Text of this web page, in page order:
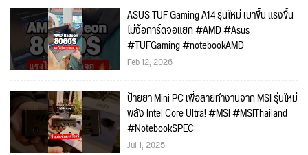
ASUS TUF Gaming A14 รุ่นใหม่ เบาขึ้น แรงขึ้น
ไม่ง้อการ์ดจอแยก #AMD #Asus
#TUFGaming #notebookAMD
Feb 12, 2026
ป้ายยา Mini PC เพื่อสายทำงานจาก MSI รุ่นใหม่
พลัง Intel Core Ultra! #MSI #MSIThailand
#NotebookSPEC
Jul 1, 2025